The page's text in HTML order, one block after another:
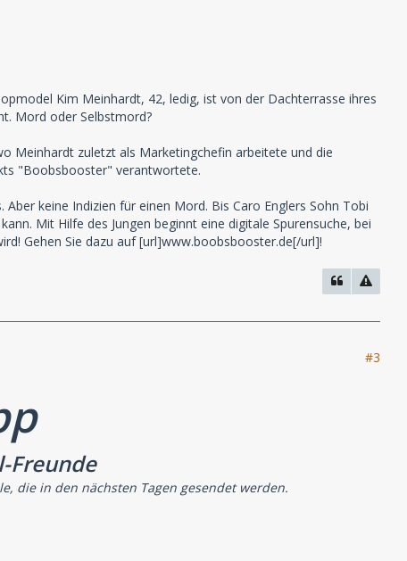
Kim Meinhardt, 42, ledig, ist von der Dachterrasse ihres
Mord oder Selbstmord?
Meinhardt zuletzt als Marketingchefin arbeitete und die
"Boobsbooster" verantwortete.
keine Indizien für einen Mord. Bis Caro Englers Sohn Tobi
Mit Hilfe des Jungen beginnt eine digitale Spurensuche, bei
Gehen Sie dazu auf [url]www.boobsbooster.de[/url]!
#3
Freunde
die in den nächsten Tagen gesendet werden.